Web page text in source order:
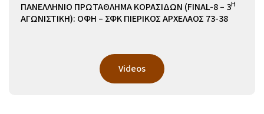
ΠΑΝΕΛΛΗΝΙΟ ΠΡΩΤΑΘΛΗΜΑ ΚΟΡΑΣΙΔΩΝ (FINAL-8 – 3Η
ΑΓΩΝΙΣΤΙΚΗ): ΟΦΗ – ΣΦΚ ΠΙΕΡΙΚΟΣ ΑΡΧΕΛΑΟΣ 73-38
Videos